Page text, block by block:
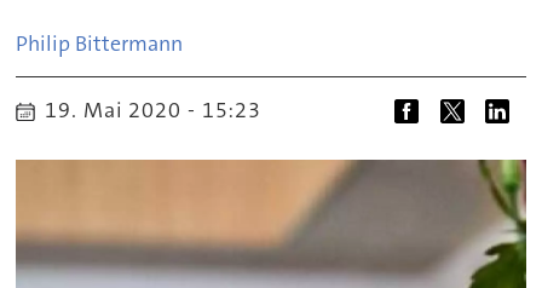
Philip Bittermann
19. Mai 2020 - 15:23